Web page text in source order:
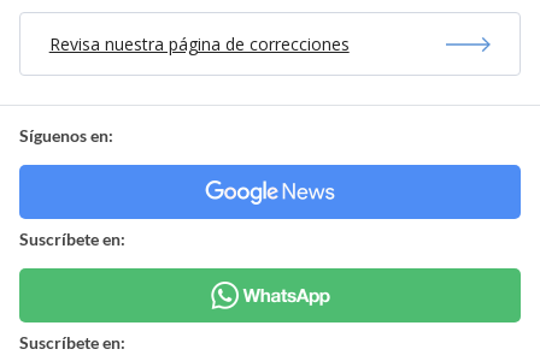
Revisa nuestra página de correcciones
Síguenos en:
Suscríbete en:
Suscríbete en: